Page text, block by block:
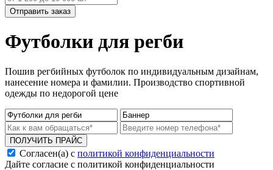
Отправить заказ
Футболки для регби
Пошив регбийных футболок по индивидуальным дизайнам,
нанесение номера и фамилии. Производство спортивной
одежды по недорогой цене
ПОЛУЧИТЬ ПРАЙС
Согласен(а) с политикой конфиденциальности
Дайте согласие с политикой конфиденциальности